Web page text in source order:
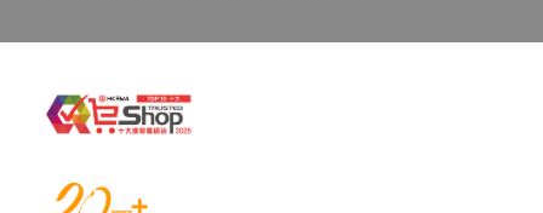
如有其他損壞或遺漏查詢，顧客必須保留有效收據
運貿易(國際)有限公司 客戶服務部跟進。
電郵: Marketing@Hungwin.net